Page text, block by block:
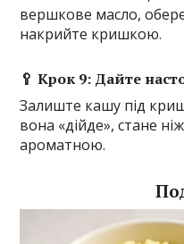
вершкове масло,
накрийте кришкою.
🥄 Крок 9: Дайте
Залиште кашу під
вона «дійде», стане
ароматною.